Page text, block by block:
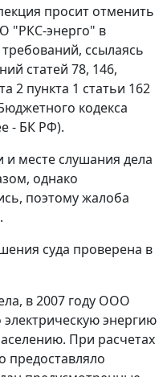
просит отменить
"РКС-энерго" в
ссылаясь
статей 78, 146,
2 пункта 1 статьи 162
кодекса
- БК РФ).
месте слушания дела
однако
поэтому жалоба
суда проверена в
в 2007 году ООО
энергию
При расчетах
предоставляло